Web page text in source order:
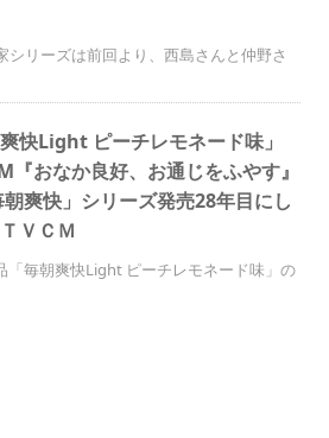
シリーズは前回より、西島さんと仲野さ
爽快Light ピーチレモネード味」
『おなか良好、お通じをふやす』
爽快」シリーズ発売28年目にし
ＶＣＭ
「毎朝爽快Light ピーチレモネード味」の